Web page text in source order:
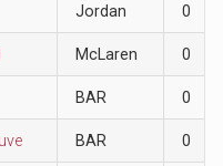
Jordan 0
McLaren 0
BAR 0
BAR 0